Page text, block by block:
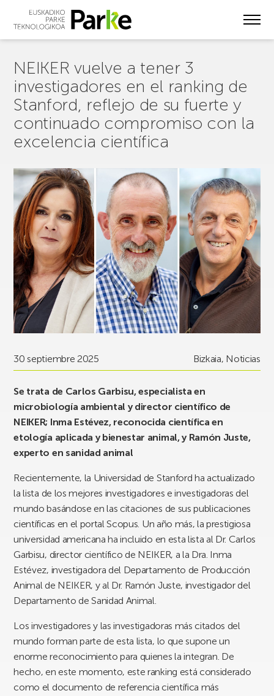
NEIKER vuelve a tener 3
investigadores en el ranking de
Stanford, reflejo de su fuerte y
continuado compromiso con la
excelencia científica
30 septiembre 2025 Bizkaia, Noticias
Se trata de Carlos Garbisu, especialista en
microbiología ambiental y director científico de
NEIKER; Inma Estévez, reconocida científica en
etología aplicada y bienestar animal, y Ramón Juste,
experto en sanidad animal
Recientemente, la Universidad de Stanford ha actualizado
la lista de los mejores investigadores e investigadoras del
mundo basándose en las citaciones de sus publicaciones
científicas en el portal Scopus. Un año más, la prestigiosa
universidad americana ha incluido en esta lista al Dr. Carlos
Garbisu, director científico de NEIKER, a la Dra. Inma
Estévez, investigadora del Departamento de Producción
Animal de NEIKER, y al Dr. Ramón Juste, investigador del
Departamento de Sanidad Animal.
Los investigadores y las investigadoras más citados del
mundo forman parte de esta lista, lo que supone un
enorme reconocimiento para quienes la integran. De
hecho, en este momento, este ranking está considerado
como el documento de referencia científica más